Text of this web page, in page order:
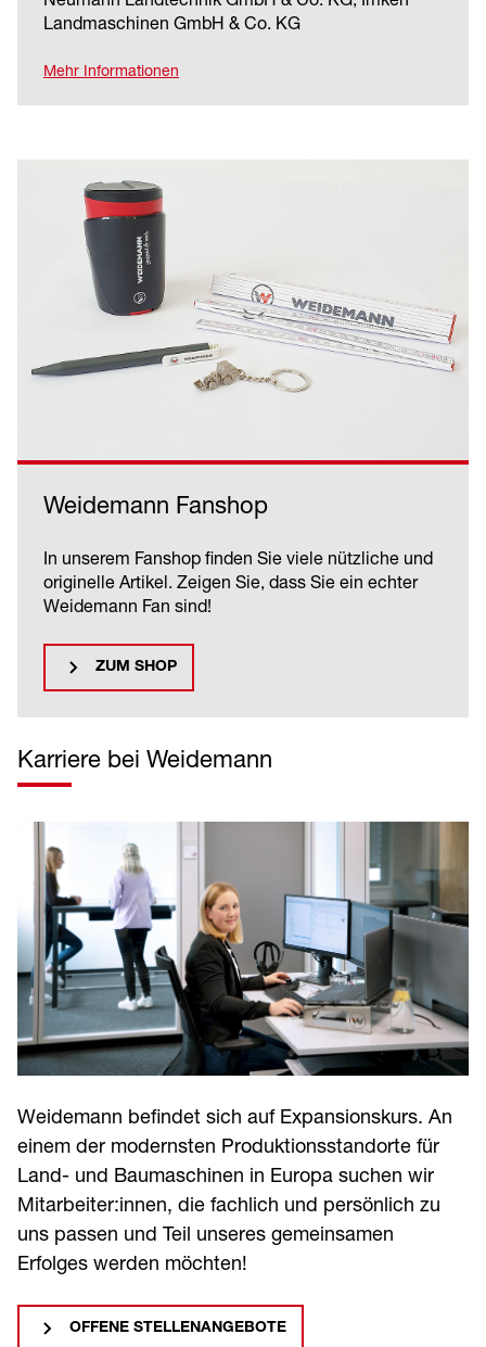
Landmaschinen GmbH & Co. KG
Mehr Informationen
Weidemann Fanshop
In unserem Fanshop finden Sie viele nützliche und
originelle Artikel. Zeigen Sie, dass Sie ein echter
Weidemann Fan sind!
ZUM SHOP
Karriere bei Weidemann
Weidemann befindet sich auf Expansionskurs. An
einem der modernsten Produktionsstandorte für
Land- und Baumaschinen in Europa suchen wir
Mitarbeiter:innen, die fachlich und persönlich zu
uns passen und Teil unseres gemeinsamen
Erfolges werden möchten!
OFFENE STELLENANGEBOTE